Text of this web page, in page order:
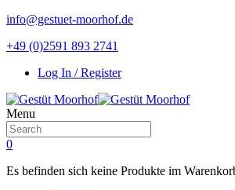
info@gestuet-moorhof.de
+49 (0)2591 893 2741
Log In / Register
Menu
0
Es befinden sich keine Produkte im